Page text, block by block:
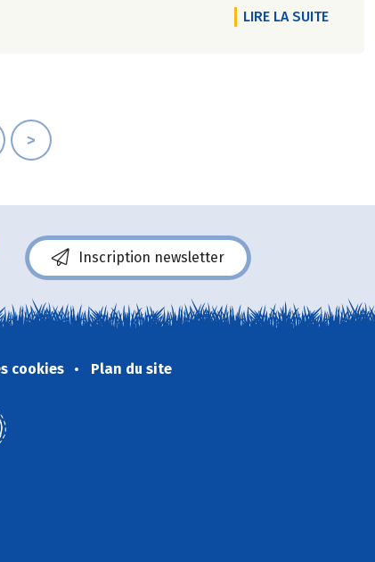
ELLES MANGENT DE LA BONNE HERBE ET ELLES AIMENT
LIRE LA SUITEDE
>
Inscription newsletter
cookies Plan du site